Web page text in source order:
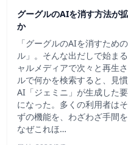
グーグルのAIを消す方法が
か
「グーグルのAIを消すため
ル」。そんな出だしで始ま
ャルメディアで次々と再生
ルで何かを検索すると、見
AI「ジェミニ」が生成した
になった。多くの利用者は
ずの機能を、わざわざ手間
なぜこれほ…